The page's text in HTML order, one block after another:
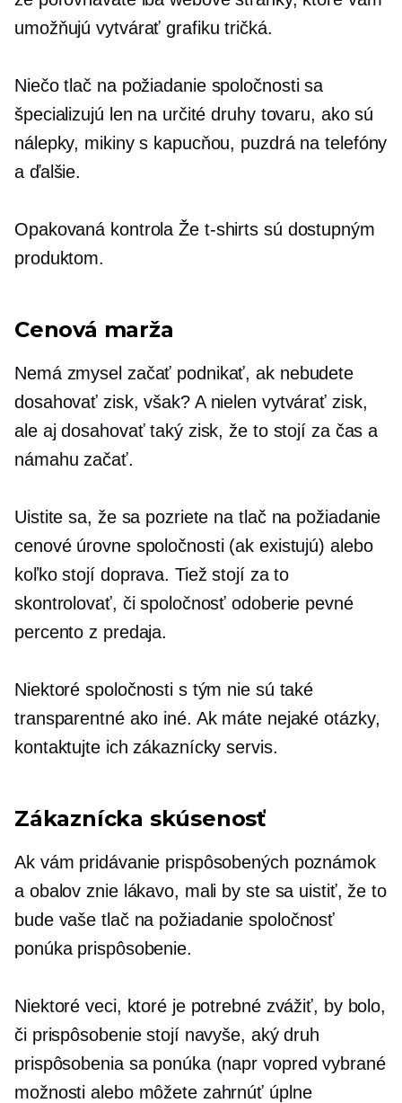
umožňujú vytvárať grafikutričká.
Niečotlač na požiadaniespoločnosti sa
špecializujú len na určité druhy tovaru, ako sú
nálepky, mikiny s kapucňou, puzdrá na telefóny
a ďalšie.
Opakovaná kontrola Že t-shirts sú dostupným
produktom.
Cenová marža
Nemá zmysel začať podnikať, ak nebudete
dosahovať zisk, však? A nielen vytvárať zisk,
ale aj dosahovať taký zisk, že to stojí za čas a
námahu začať.
Uistite sa, že sa pozriete na tlač na požiadanie
cenové úrovne spoločnosti (ak existujú) alebo
koľko stojí doprava. Tiež stojí za to
skontrolovať, či spoločnosť odoberie pevné
percento z predaja.
Niektoré spoločnosti s tým nie sú také
transparentné ako iné. Ak máte nejaké otázky,
kontaktujte ich zákaznícky servis.
Zákaznícka skúsenosť
Ak vám pridávanie prispôsobených poznámok
a obalov znie lákavo, mali by ste sa uistiť, že to
bude vašetlač na požiadanie spoločnosť
ponúka prispôsobenie.
Niektoré veci, ktoré je potrebné zvážiť, by bolo,
či prispôsobenie stojí navyše, aký druh
prispôsobenia sa ponúka (napr vopred vybrané
možnosti alebo môžete zahrnúť úplne